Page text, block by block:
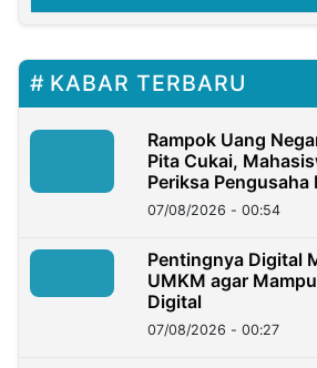
KABAR TERBARU
Rampok Uang
Pita Cukai,
Periksa Pengusaha
07/08/2026 - 00:54
Pentingnya Digital
UMKM agar
Digital
07/08/2026 - 00:27